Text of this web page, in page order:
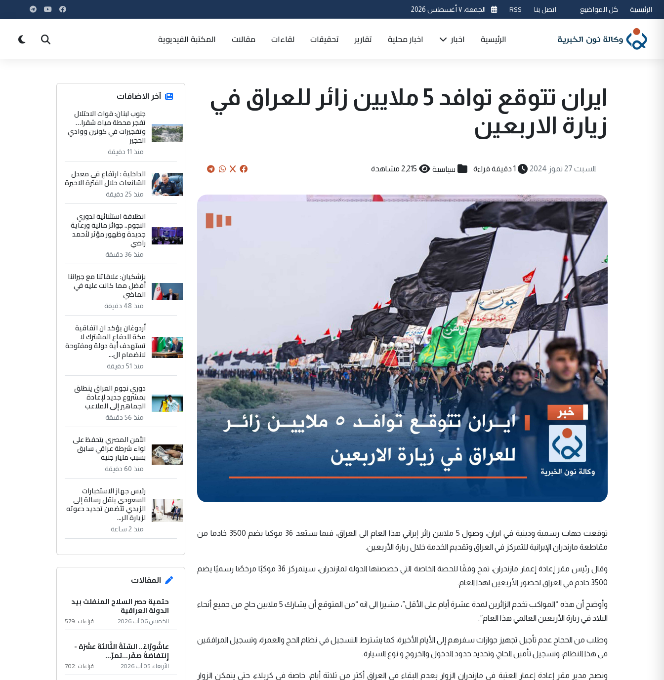
الرئيسية كل المواضيع اتصل بنا RSS الجمعة، ٧ أغسطس 2026
الرئيسية اخبار اخبار محلية تقارير تحقيقات لقاءات مقالات المكتبة الفيديوية
ايران تتوقع توافد 5 ملايين زائر للعراق في
زيارة الاربعين
السبت 27 تموز 2024 1 دقيقة قراءة سياسية 2,215 مشاهدة
توقعت جهات رسمية ودينية في ايران، وصول 5 ملايين زائر إيراني هذا العام الى العراق، فيما يستعد 36 موكبا يضم 3500 خادما من
مقاطعة مازندران الإيرانية للتمركز في العراق وتقديم الخدمة خلال زيارة الأربعين.
وقال رئيس مقر إعادة إعمار مازندران، تمخ وفقًا للحصة الخاصة التي خصصتها الدولة لمازندران، سيتمركز 36 موكبًا مرخصًا رسميًا يضم
3500 خادم في العراق لحضور الأربعين لهذا العام.
وأوضح أن هذه “المواكب تخدم الزائرين لمدة عشرة أيام على الأقل”، مشيرا الى انه “من المتوقع أن يشارك 5 ملايين حاج من جميع أنحاء
البلاد في زيارة الأربعين العالمي هذا العام”.
وطلب من الحجاج عدم تأجيل تجهيز جوازات سفرهم إلى الأيام الأخيرة، كما يشترط التسجيل في نظام الحج والعمرة، وتسجيل المرافقين
في هذا النظام، وتسجيل تأمين الحاج، وتحديد حدود الدخول والخروج و نوع السيارة.
ونصح مدير مقر إعادة إعمار العتبة في مازندران الزوار بعدم البقاء في العراق أكثر من ثلاثة أيام، خاصة في كربلاء، حتى يتمكن الزوار
آخر الاضافات
جنوب لبنان: قوات الاحتلال
تفجر محطة مياه شقرا…
وتفجيرات في كونين ووادي
الحجير
منذ 11 دقيقة
الداخلية : ارتفاع في معدل
الشائعات خلال الفترة الاخيرة
منذ 25 دقيقة
انطلاقة استثنائية لدوري
النجوم.. جوائز مالية ورعاية
جديدة وظهور مؤثر لأحمد
راضي
منذ 36 دقيقة
بزشكيان: علاقاتنا مع جيراننا
أفضل مما كانت عليه في
الماضي
منذ 48 دقيقة
أردوغان يؤكد ان اتفاقية
مكة للدفاع المشترك لا
تستهدف أية دولة ومفتوحة
لانضمام ال...
منذ 51 دقيقة
دوري نجوم العراق ينطلق
بمشروع جديد لإعادة
الجماهير إلى الملاعب
منذ 56 دقيقة
الأمن المصري يتحفظ على
لواء شرطة عراقي سابق
بسبب مليار جنيه
منذ 60 دقيقة
رئيس جهاز الاستخبارات
السعودي ينقل رسالة إلى
الزيدي تتضمن تجديد دعوته
لزيارة الر...
منذ 2 ساعة
المقالات
حتمية حصر السلاح المنفلت بيد
الدولة العراقية
الخميس 06 آب 2026 قراءات :579
عاشُورْاءُ.. السّنَةُ الثّالثةَ عشَرَة -
إِنتفاضةُ صفَر…تمرّ...
الأربعاء 05 آب 2026 قراءات :702